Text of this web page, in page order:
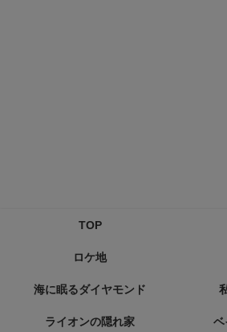
TOP
ロケ地
海に眠るダイヤモンド
ライオンの隠れ家 ベ